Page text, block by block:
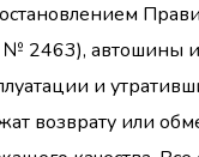
2463), автошины
и
возврату или